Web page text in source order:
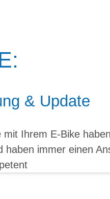
& Update
mit Ihrem E-Bike
haben immer einen